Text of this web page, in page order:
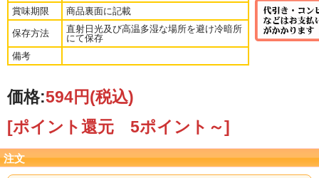
■富山湾で水揚げされるぷりぷりで大きなサイズのほたるいかを厳選
■ほたるいかの素干しはそのままでも美味しくお召し上がりいただけ
賞味期限
商品裏面に記載
保存方法
直射日光及び高温多湿な場所を避け冷暗所
にて保存
備考
価格:594円(税込)
[ポイント還元 5ポイント～]
注文